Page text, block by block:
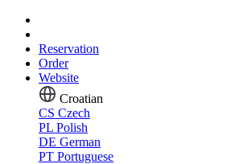
Reservation
Order
Website
Croatian
CS Czech
PL Polish
DE German
PT Portuguese